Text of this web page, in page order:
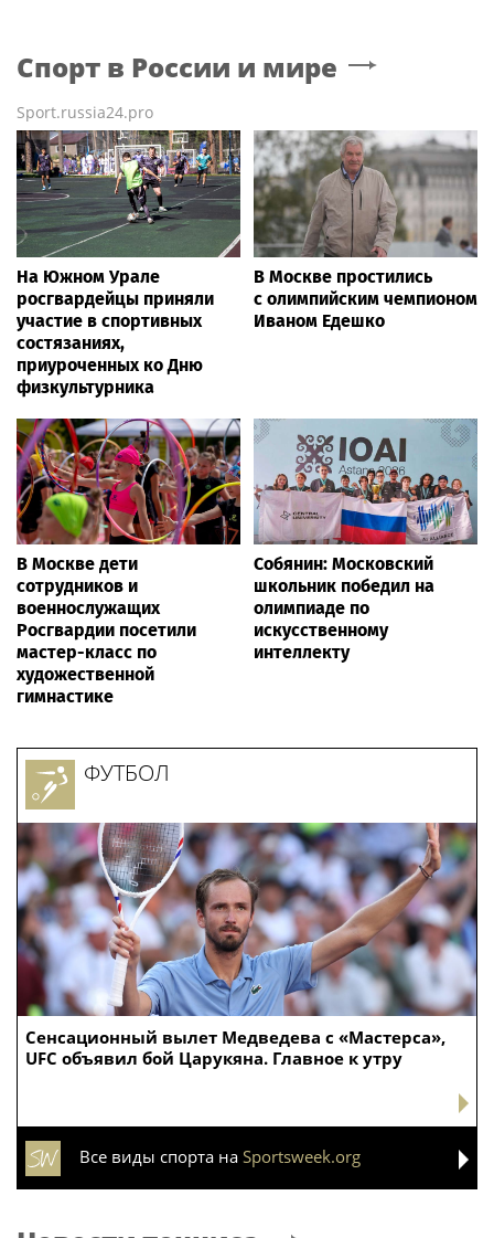
Спорт в России и мире
Sport.russia24.pro
На Южном Урале
росгвардейцы приняли
участие в спортивных
состязаниях,
приуроченных ко Дню
физкультурника
В Москве простились
с олимпийским чемпионом
Иваном Едешко
В Москве дети
сотрудников и
военнослужащих
Росгвардии посетили
мастер-класс по
художественной
гимнастике
Собянин: Московский
школьник победил на
олимпиаде по
искусственному
интеллекту
Сенсационный вылет Медведева с «Мастерса»,
UFC объявил бой Царукяна. Главное к утру
ФУТБОЛ
Все виды спорта на Sportsweek.org